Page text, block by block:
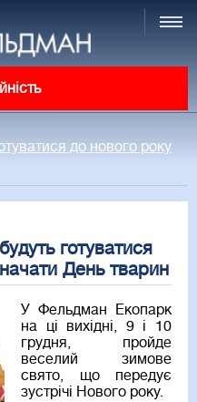
до нового року
готуватися
День тварин
У Фельдман Екопарк
на ці вихідні, 9 і 10
грудня, пройде
веселий зимове
свято, що передує
зустрічі Нового року.